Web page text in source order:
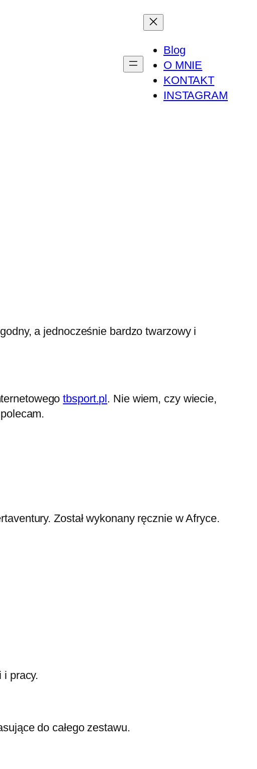
Blog
O MNIE
KONTAKT
INSTAGRAM
a jednocześnie bardzo twarzowy i
tbsport.pl . Nie wiem, czy wiecie,
Został wykonany ręcznie w Afryce.
i pracy.
do całego zestawu.